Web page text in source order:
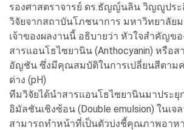
รองศาสตราจารย์ ดร.ธัญญ์นลิน วิญญูประ
วิจัยจากสถาบันโภชนาการ มหาวิทยาลัย
เจ้าของผลงานนี้ อธิบายว่า หัวใจสำคัญข
สารแอนโธไซยานิน (Anthocyanin) หรือ
อัญชัน ซึ่งมีคุณสมบัติในการเปลี่ยนสีตาม
ด่าง (pH)
ทีมวิจัยได้นำสารแอนโธไซยานินมาประยุ
อิมัลชันเชิงซ้อน (Double emulsion) ในเ
สามารถทำหน้าที่เป็นตัวบ่งชี้คุณภาพอาห